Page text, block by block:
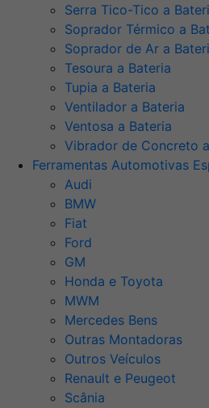
Serra Tico-Tico a
Soprador Térmico a
Soprador de Ar a
Tesoura a Bateria
Tupia a Bateria
Ventilador a Bateria
Ventosa a Bateria
Vibrador de Concreto
Ferramentas Automotivas
Audi
BMW
Fiat
Ford
GM
Honda e Toyota
MWM
Mercedes Bens
Outras Montadoras
Outros Veículos
Renault e Peugeot
Scânia